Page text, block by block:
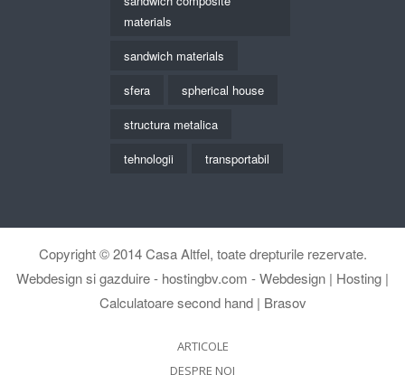
materials
sandwich materials
sfera
spherical house
structura metalica
tehnologii
transportabil
Copyright © 2014Casa Altfel, toate drepturile rezervate.
Webdesign si gazduire - hostingbv.com - Webdesign | Hosting |
Calculatoare second hand | Brasov
ARTICOLE
DESPRE NOI